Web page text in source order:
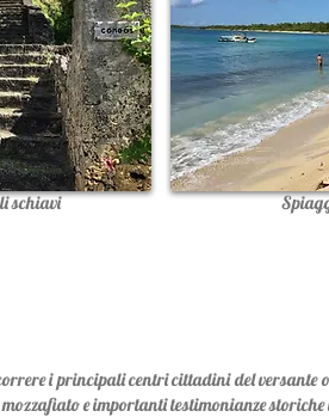
schiavi
i principali centri cittadini del versante
e importanti testimonianze